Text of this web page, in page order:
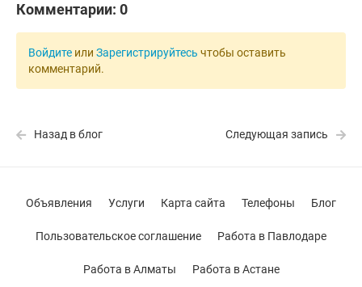
Комментарии: 0
Войдите или Зарегистрируйтесь чтобы оставить
комментарий.
Назад в блог Следующая запись
Объявления Услуги Карта сайта Телефоны Блог
Пользовательское соглашение Работа в Павлодаре
Работа в Алматы Работа в Астане